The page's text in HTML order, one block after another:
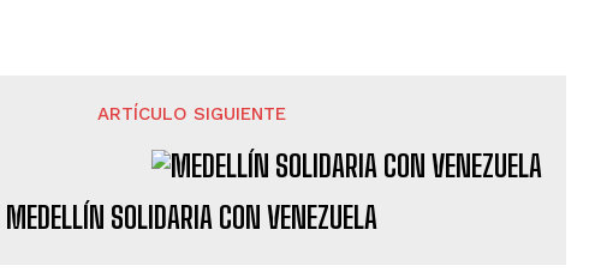
ARTÍCULO SIGUIENTE
MEDELLÍN SOLIDARIA CON VENEZUELA